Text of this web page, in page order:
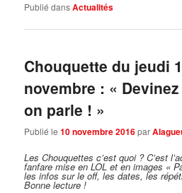
Publié dansActualités
Chouquette du jeudi
novembre : «
on parle ! »
Publié le10 novembre 2016par
Les Chouquettes c’est quoi ? C’est
fanfare mise en LOL et en images «
les infos sur le off, les dates, les
Bonne lecture !